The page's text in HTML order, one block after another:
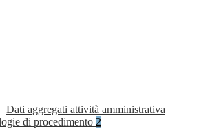
Dati aggregati attività amministrativa
di procedimento 2